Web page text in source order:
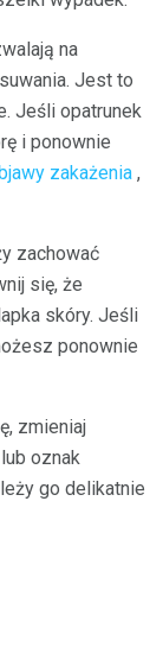
na
Jest to
Jeśli opatrunek
i ponownie
zakażenia ,
zachować
się, że
skóry. Jeśli
ponownie
zmieniaj
oznak
go delikatnie